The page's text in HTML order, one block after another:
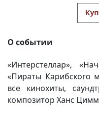
О событии
«Интерстеллар»,
«Пираты Карибского
все кинохиты,
композитор Ханс